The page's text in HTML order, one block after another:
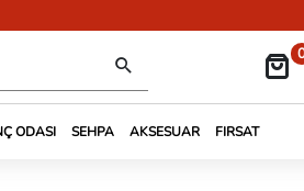
ODASI SEHPA AKSESUAR FIRSAT